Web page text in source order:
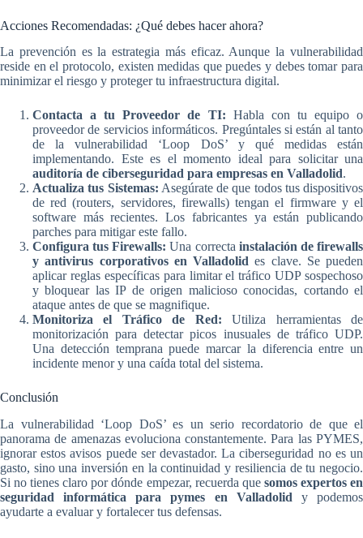
Acciones Recomendadas: ¿Qué debes hacer ahora?
La prevención es la estrategia más eficaz. Aunque la vulnerabilidad
reside en el protocolo, existen medidas que puedes y debes tomar para
minimizar el riesgo y proteger tu infraestructura digital.
Contacta a tu Proveedor de TI: Habla con tu equipo o
proveedor de servicios informáticos. Pregúntales si están al tanto
de la vulnerabilidad ‘Loop DoS’ y qué medidas están
implementando. Este es el momento ideal para solicitar una
auditoría de ciberseguridad para empresas en Valladolid.
Actualiza tus Sistemas: Asegúrate de que todos tus dispositivos
de red (routers, servidores, firewalls) tengan el firmware y el
software más recientes. Los fabricantes ya están publicando
parches para mitigar este fallo.
Configura tus Firewalls: Una correcta instalación de firewalls
y antivirus corporativos en Valladolid es clave. Se pueden
aplicar reglas específicas para limitar el tráfico UDP sospechoso
y bloquear las IP de origen malicioso conocidas, cortando el
ataque antes de que se magnifique.
Monitoriza el Tráfico de Red: Utiliza herramientas de
monitorización para detectar picos inusuales de tráfico UDP.
Una detección temprana puede marcar la diferencia entre un
incidente menor y una caída total del sistema.
Conclusión
La vulnerabilidad ‘Loop DoS’ es un serio recordatorio de que el
panorama de amenazas evoluciona constantemente. Para las PYMES,
ignorar estos avisos puede ser devastador. La ciberseguridad no es un
gasto, sino una inversión en la continuidad y resiliencia de tu negocio.
Si no tienes claro por dónde empezar, recuerda que somos expertos en
seguridad informática para pymes en Valladolid y podemos
ayudarte a evaluar y fortalecer tus defensas.